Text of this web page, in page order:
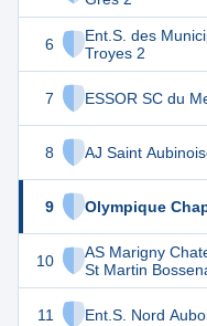
6
Ent.S. des
Troyes 2
7 ESSOR SC du
8 AJ Saint
9 Olympique
10
AS Marigny
St Martin
11 Ent.S. Nord